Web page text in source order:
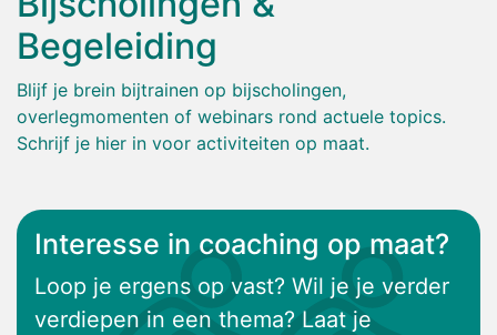
Begeleiding
Blijf je brein bijtrainen op bijscholingen,
overlegmomenten of webinars rond actuele topics.
Schrijf je hier in voor activiteiten op maat.
Interesse in coaching op maat?
Loop je ergens op vast? Wil je je verder
verdiepen in een thema? Laat je